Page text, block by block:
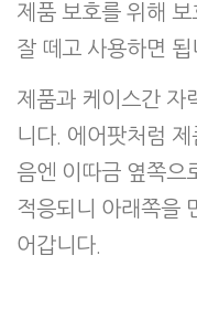
제품 보호를 위해
잘 떼고 사용하면 됩
제품과 케이스간 자
니다. 에어팟처럼
음엔 이따금 옆쪽으
적응되니 아래쪽을
어갑니다.